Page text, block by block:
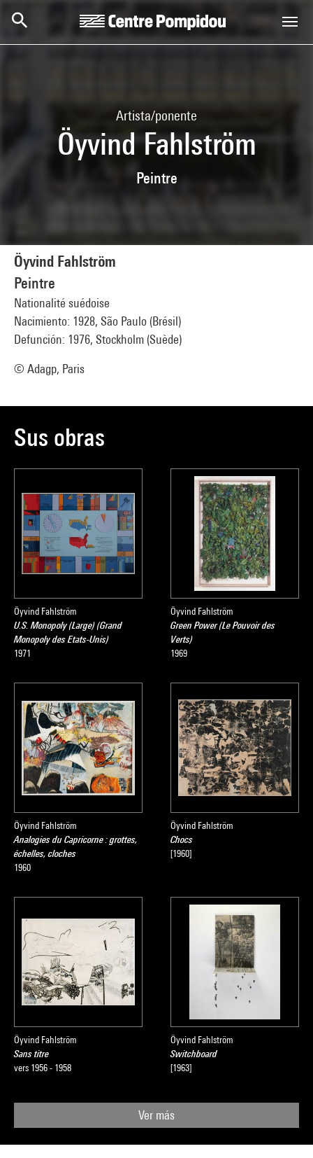
Artista/ponente
Öyvind Fahlström
Peintre
Öyvind Fahlström
Peintre
Nationalité suédoise
Nacimiento: 1928, São Paulo (Brésil)
Defunción: 1976, Stockholm (Suède)
© Adagp, Paris
Sus obras
Öyvind Fahlström
U.S. Monopoly (Large) (Grand
Monopoly des Etats-Unis)
1971
Öyvind Fahlström
Green Power (Le Pouvoir des
Verts)
1969
Öyvind Fahlström
Analogies du Capricorne : grottes,
échelles, cloches
1960
Öyvind Fahlström
Chocs
[1960]
Öyvind Fahlström
Sans titre
vers 1956 - 1958
Öyvind Fahlström
Switchboard
[1963]
Ver más